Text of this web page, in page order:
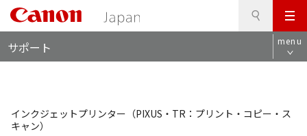
メ
ニ
ュ
サポート menu
インクジェットプリンター（PIXUS・TR：プリント・コピー・ス
キャン）